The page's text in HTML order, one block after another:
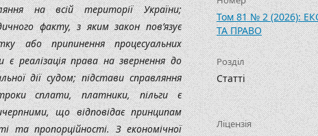
на всій території України;
факту, з яким закон пов’язує
або припинення процесуальних
є реалізація права на звернення до
дії судом; підстави справляння
сплати, платники, пільги є
що відповідає принципам
та пропорційності. З економічної
Том 81 № 2 (2026):
ТА ПРАВО
Розділ
Статті
Ліцензія